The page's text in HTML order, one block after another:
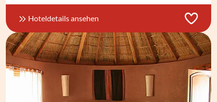
Hoteldetails ansehen